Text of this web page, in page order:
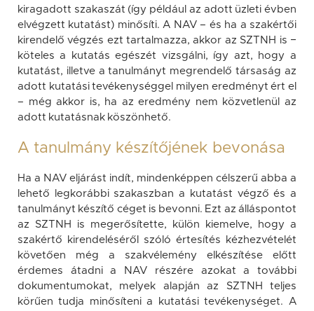
kiragadott szakaszát (így például az adott üzleti évben
elvégzett kutatást) minősíti. A NAV – és ha a szakértői
kirendelő végzés ezt tartalmazza, akkor az SZTNH is −
köteles a kutatás egészét vizsgálni, így azt, hogy a
kutatást, illetve a tanulmányt megrendelő társaság az
adott kutatási tevékenységgel milyen eredményt ért el
– még akkor is, ha az eredmény nem közvetlenül az
adott kutatásnak köszönhető.
A tanulmány készítőjének bevonása
Ha a NAV eljárást indít, mindenképpen célszerű abba a
lehető legkorábbi szakaszban a kutatást végző és a
tanulmányt készítő céget is bevonni. Ezt az álláspontot
az SZTNH is megerősítette, külön kiemelve, hogy a
szakértő kirendeléséről szóló értesítés kézhezvételét
követően még a szakvélemény elkészítése előtt
érdemes átadni a NAV részére azokat a további
dokumentumokat, melyek alapján az SZTNH teljes
körűen tudja minősíteni a kutatási tevékenységet. A